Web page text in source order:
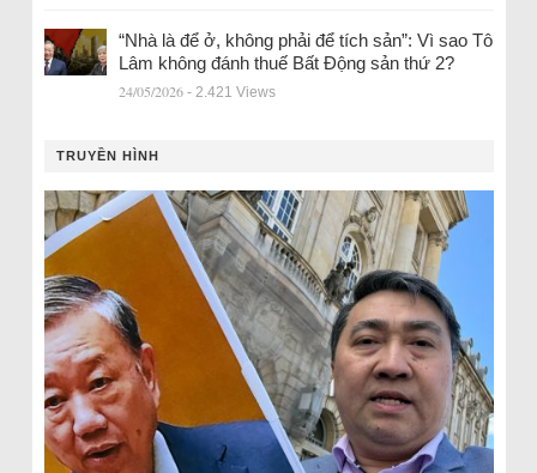
“Nhà là để ở, không phải để tích sản”: Vì sao Tô
Lâm không đánh thuế Bất Động sản thứ 2?
24/05/2026 - 2.421 Views
TRUYỀN HÌNH